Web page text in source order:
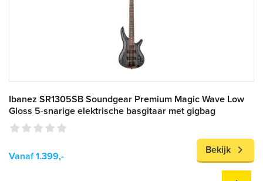
Ibanez SR1305SB Soundgear Premium Magic Wave Low
Gloss 5-snarige elektrische basgitaar met gigbag
Vanaf 1.399,-
Bekijk